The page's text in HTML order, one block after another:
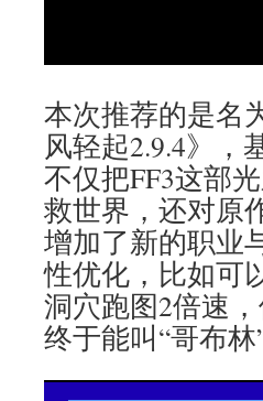
本次推荐的是名
风轻起2.9.4》，
不仅把FF3这部
救世界，还对原
增加了新的职业
性优化，比如可
洞穴跑图2倍速
终于能叫“哥布林